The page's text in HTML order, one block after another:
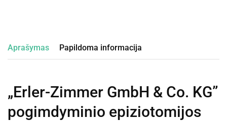
Aprašymas Papildoma informacija
„Erler-Zimmer GmbH & Co. KG”
pogimdyminio epiziotomijos